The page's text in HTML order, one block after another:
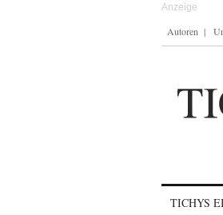
Autoren
TICHYS